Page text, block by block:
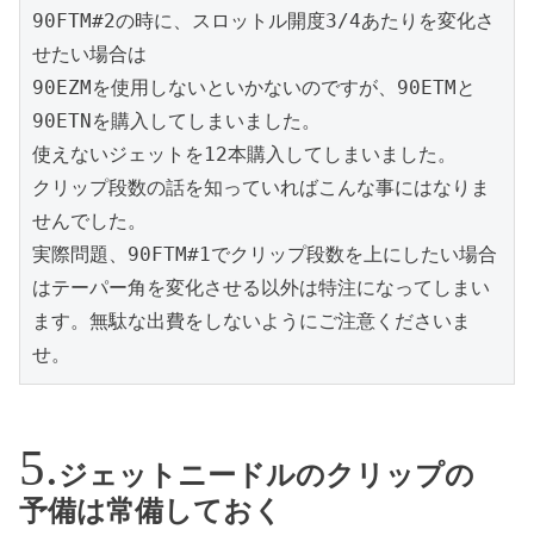
90FTM#2の時に、スロットル開度3/4あたりを変化さ
せたい場合は
90EZMを使用しないといかないのですが、90ETMと
90ETNを購入してしまいました。
使えないジェットを12本購入してしまいました。
クリップ段数の話を知っていればこんな事にはなりま
せんでした。
実際問題、90FTM#1でクリップ段数を上にしたい場合
はテーパー角を変化させる以外は特注になってしまい
ます。無駄な出費をしないようにご注意くださいま
せ。
ジェットニードルのクリップの
予備は常備しておく